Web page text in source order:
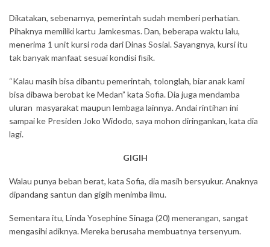
Dikatakan, sebenarnya, pemerintah sudah memberi perhatian.
Pihaknya memiliki kartu Jamkesmas. Dan, beberapa waktu lalu,
menerima 1 unit kursi roda dari Dinas Sosial. Sayangnya, kursi itu
tak banyak manfaat sesuai kondisi fisik.
“Kalau masih bisa dibantu pemerintah, tolonglah, biar anak kami
bisa dibawa berobat ke Medan” kata Sofia. Dia juga mendamba
uluran masyarakat maupun lembaga lainnya. Andai rintihan ini
sampai ke Presiden Joko Widodo, saya mohon diringankan, kata dia
lagi.
GIGIH
Walau punya beban berat, kata Sofia, dia masih bersyukur. Anaknya
dipandang santun dan gigih menimba ilmu.
Sementara itu, Linda Yosephine Sinaga (20) menerangan, sangat
mengasihi adiknya. Mereka berusaha membuatnya tersenyum.